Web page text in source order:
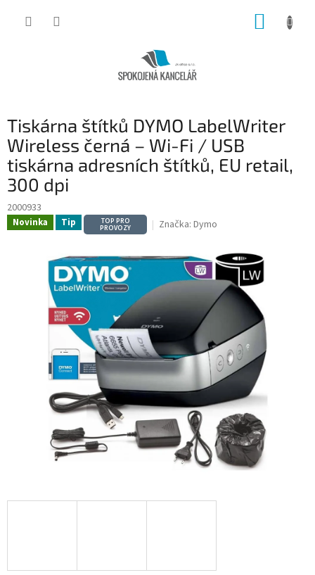
Tiskárna štítků DYMO LabelWriter
Wireless černá – Wi-Fi / USB
tiskárna adresních štítků, EU retail,
300 dpi
2000933
Novinka Tip TOP PRO
PROVOZY Značka: Dymo